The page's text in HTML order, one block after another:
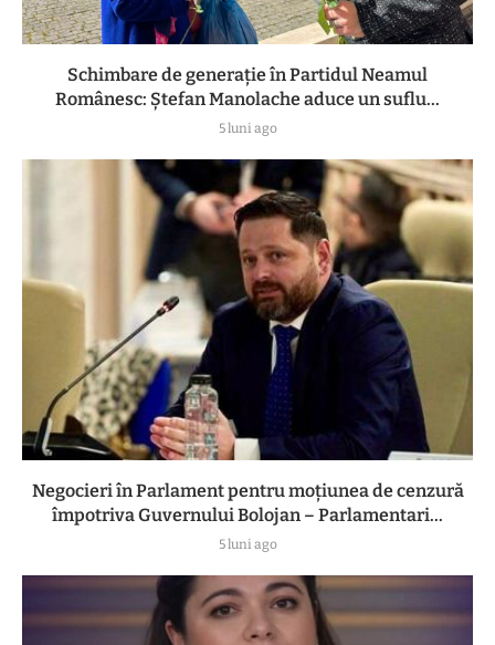
Schimbare de generație în Partidul Neamul
Românesc: Ștefan Manolache aduce un suflu...
5 luni ago
Negocieri în Parlament pentru moțiunea de cenzură
împotriva Guvernului Bolojan – Parlamentari...
5 luni ago